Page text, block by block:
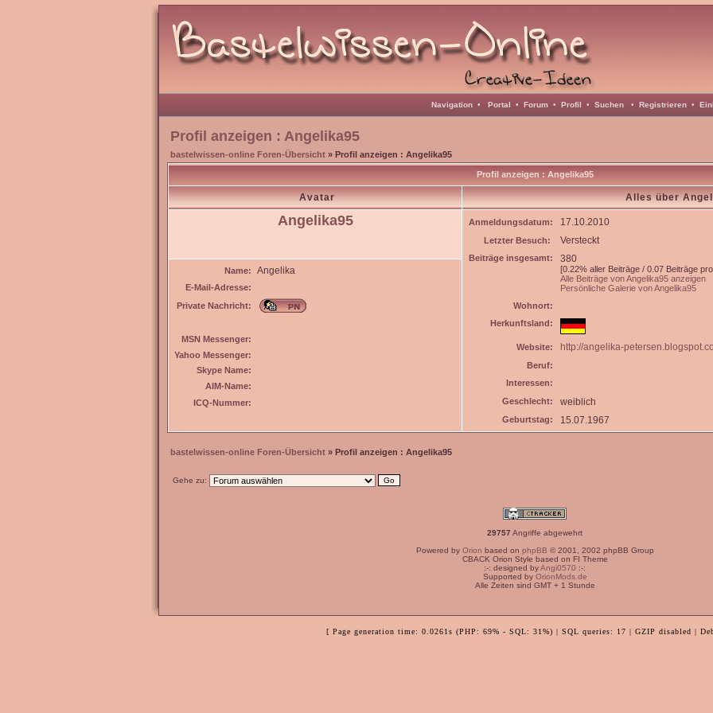
Navigation • Portal • Forum • Profil • Suchen • Registrieren •
Profil anzeigen : Angelika95
bastelwissen-online Foren-Übersicht » Profil anzeigen : Angelika95
Profil anzeigen : Angelika95
Avatar Alles über
Angelika95 Anmeldungsdatum: 17.10.2010
Letzter Besuch: Versteckt
Beiträge insgesamt: 380
[0.22% aller Beiträge / 0.07 Beiträge
Alle Beiträge von Angelika95 anzeigen
Persönliche Galerie von Angelika95
Wohnort:
Herkunftsland:
Website: http://angelika-
Beruf:
Interessen:
Geschlecht:
weiblich
Geburtstag: 15.07.1967
Name: Angelika
E-Mail-Adresse:
Private Nachricht:
MSN Messenger:
Yahoo Messenger:
Skype Name:
AIM-Name:
ICQ-Nummer:
bastelwissen-online Foren-Übersicht » Profil anzeigen : Angelika95
Gehe zu:
29757 Angriffe abgewehrt
Powered by Orion based on phpBB © 2001, 2002 phpBB Group
CBACK Orion Style based on FI Theme
:-: designed byAngi0570 :-:
Supported by OrionMods.de
Alle Zeiten sind GMT + 1 Stunde
[ Page generation time: 0.0261s (PHP: 69% - SQL: 31%) | SQL queries: 17 | GZIP disabled |